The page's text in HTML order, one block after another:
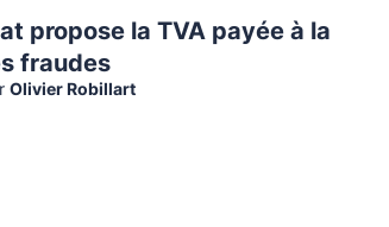
propose la TVA payée à la
fraudes
Olivier Robillart